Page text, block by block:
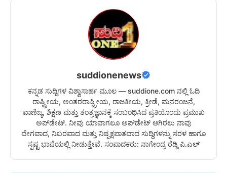
suddionenews
ಕನ್ನಡ ಸುದ್ದಿಗಳ ವಿಶ್ವಾಸಾರ್ಹ ಮೂಲ — suddione.com ನಲ್ಲಿ ಓದಿ
ರಾಷ್ಟ್ರೀಯ, ಅಂತರರಾಷ್ಟ್ರೀಯ, ರಾಜಕೀಯ, ಕ್ರೀಡೆ, ಮನರಂಜನೆ,
ವಾಣಿಜ್ಯ, ಶಿಕ್ಷಣ ಮತ್ತು ತಂತ್ರಜ್ಞಾನಕ್ಕೆ ಸಂಬಂಧಿಸಿದ ಪ್ರತಿಯೊಂದು ಪ್ರಮುಖ
ಅಪ್‌ಡೇಟ್. ನೀವು ಯಾವಾಗಲೂ ಅಪ್‌ಡೇಟ್ ಆಗಿರಲು ನಾವು
ವೇಗವಾದ, ನಿಖರವಾದ ಮತ್ತು ನಿಷ್ಪಕ್ಷಪಾತವಾದ ಸುದ್ದಿಗಳನ್ನು ಸರಳ ಹಾಗೂ
ಸ್ಪಷ್ಟ ಭಾಷೆಯಲ್ಲಿ ನೀಡುತ್ತೇವೆ. ಸಂಪಾದಕರು: ನಾಗೇಂದ್ರ ರೆಡ್ಡಿ ಪಿ.ಎಲ್